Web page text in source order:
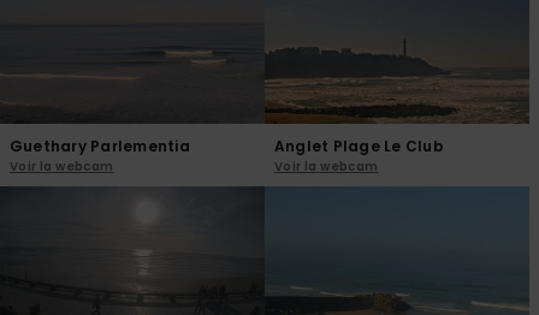
Guethary Parlementia
Voir la webcam
Anglet Plage Le Club
Voir la webcam